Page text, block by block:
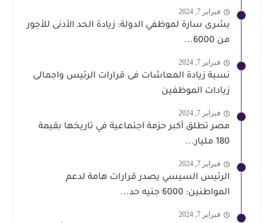
فبراير 7, 2024
بشرى سارة لموظفي الدولة: زيادة الحد الأدنى للأجور
من 6000...
فبراير 7, 2024
نسبة زيادة المعاشات فى قرارات الرئيس واجمالى
زيادات الموظفين
فبراير 7, 2024
مصر تطلق أكبر حزمة اجتماعية في تاريخها بقيمة
180 مليار...
فبراير 7, 2024
الرئيس السيسي يصدر قرارات هامة لدعم
المواطنين: 6000 جنيه حد...
فبراير 7, 2024